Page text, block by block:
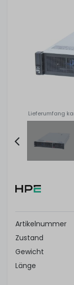
Lieferumfang
of
Artikelnummer
Zustand
Gewicht
Länge